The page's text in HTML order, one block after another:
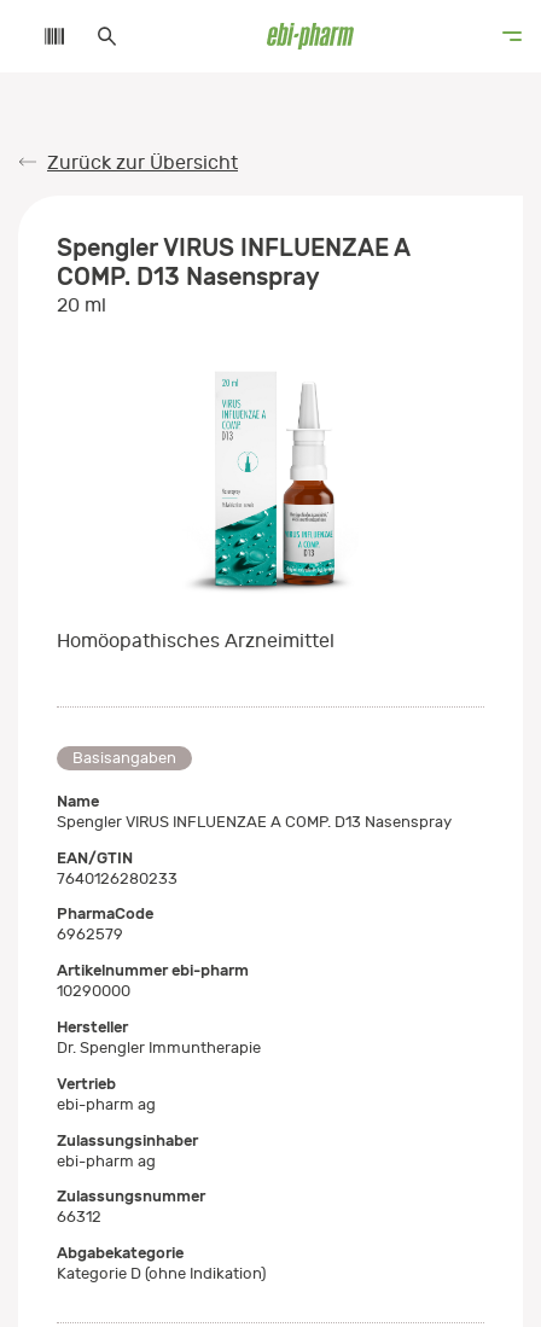
Zurück zur Übersicht
Spengler VIRUS INFLUENZAE A
COMP. D13 Nasenspray
20 ml
Homöopathisches Arzneimittel
Basisangaben
Name
Spengler VIRUS INFLUENZAE A COMP. D13 Nasenspray
EAN/GTIN
7640126280233
PharmaCode
6962579
Artikelnummer ebi-pharm
10290000
Hersteller
Dr. Spengler Immuntherapie
Vertrieb
ebi-pharm ag
Zulassungsinhaber
ebi-pharm ag
Zulassungsnummer
66312
Abgabekategorie
Kategorie D (ohne Indikation)